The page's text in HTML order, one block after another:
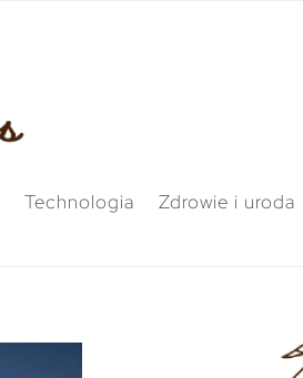
Technologia Zdrowie i uroda